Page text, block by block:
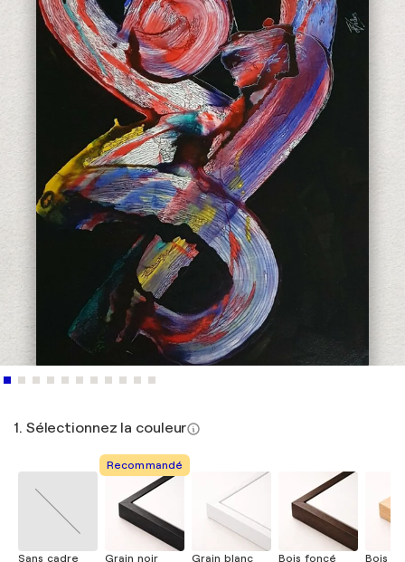
1. Sélectionnez la couleur
Sans cadre
Recommandé
Grain noir
Grain blanc
Bois foncé
Bois